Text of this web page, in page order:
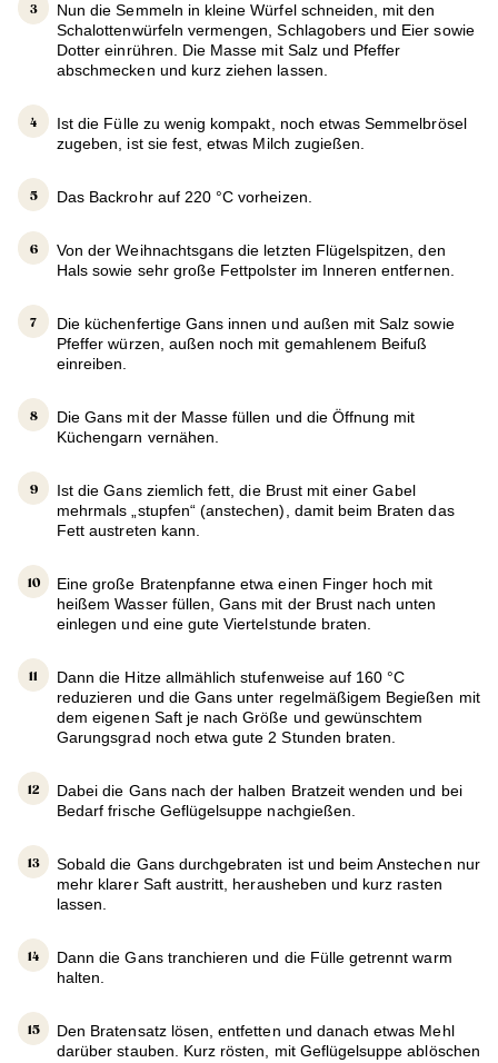
Nun die Semmeln in kleine Würfel schneiden, mit den
Schalottenwürfeln vermengen, Schlagobers und Eier sowie
Dotter einrühren. Die Masse mit Salz und Pfeffer
abschmecken und kurz ziehen lassen.
Ist die Fülle zu wenig kompakt, noch etwas Semmelbrösel
zugeben, ist sie fest, etwas Milch zugießen.
Das Backrohr auf 220 °C vorheizen.
Von der Weihnachtsgans die letzten Flügelspitzen, den
Hals sowie sehr große Fettpolster im Inneren entfernen.
Die küchenfertige Gans innen und außen mit Salz sowie
Pfeffer würzen, außen noch mit gemahlenem Beifuß
einreiben.
Die Gans mit der Masse füllen und die Öffnung mit
Küchengarn vernähen.
Ist die Gans ziemlich fett, die Brust mit einer Gabel
mehrmals „stupfen“ (anstechen), damit beim Braten das
Fett austreten kann.
Eine große Bratenpfanne etwa einen Finger hoch mit
heißem Wasser füllen, Gans mit der Brust nach unten
einlegen und eine gute Viertelstunde braten.
Dann die Hitze allmählich stufenweise auf 160 °C
reduzieren und die Gans unter regelmäßigem Begießen mit
dem eigenen Saft je nach Größe und gewünschtem
Garungsgrad noch etwa gute 2 Stunden braten.
Dabei die Gans nach der halben Bratzeit wenden und bei
Bedarf frische Geflügelsuppe nachgießen.
Sobald die Gans durchgebraten ist und beim Anstechen nur
mehr klarer Saft austritt, herausheben und kurz rasten
lassen.
Dann die Gans tranchieren und die Fülle getrennt warm
halten.
Den Bratensatz lösen, entfetten und danach etwas Mehl
darüber stauben. Kurz rösten, mit Geflügelsuppe ablöschen